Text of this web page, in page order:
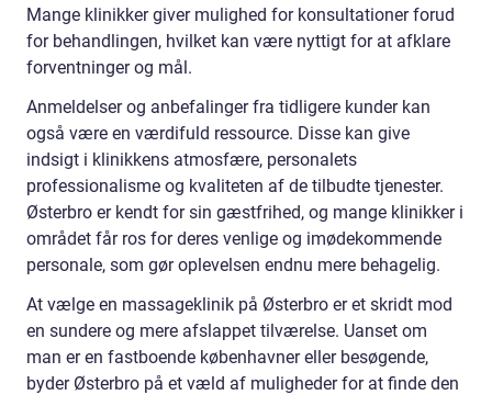
Mange klinikker giver mulighed for konsultationer forud
for behandlingen, hvilket kan være nyttigt for at afklare
forventninger og mål.
Anmeldelser og anbefalinger fra tidligere kunder kan
også være en værdifuld ressource. Disse kan give
indsigt i klinikkens atmosfære, personalets
professionalisme og kvaliteten af de tilbudte tjenester.
Østerbro er kendt for sin gæstfrihed, og mange klinikker i
området får ros for deres venlige og imødekommende
personale, som gør oplevelsen endnu mere behagelig.
At vælge en massageklinik på Østerbro er et skridt mod
en sundere og mere afslappet tilværelse. Uanset om
man er en fastboende københavner eller besøgende,
byder Østerbro på et væld af muligheder for at finde den